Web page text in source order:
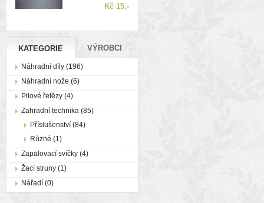
Kč 15,-
KATEGORIE VÝROBCI
Náhradní díly (196)
Náhradní nože (6)
Pilové řetězy (4)
Zahradní technika (85)
Příslušenství (84)
Různé (1)
Zapalovací svíčky (4)
Žací struny (1)
Nářadí (0)